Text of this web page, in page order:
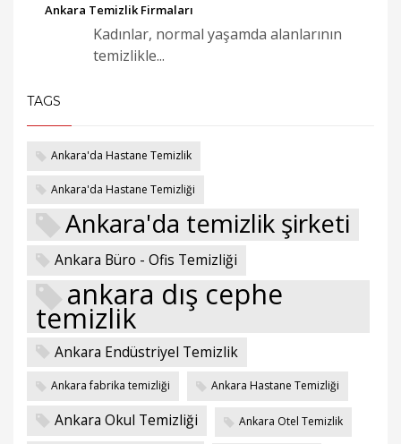
Ankara Temizlik Firmaları
Kadınlar, normal yaşamda alanlarının
temizlikle...
TAGS
Ankara'da Hastane Temizlik
Ankara'da Hastane Temizliği
Ankara'da temizlik şirketi
Ankara Büro - Ofis Temizliği
ankara dış cephe
temizlik
Ankara Endüstriyel Temizlik
Ankara fabrika temizliği Ankara Hastane Temizliği
Ankara Okul Temizliği Ankara Otel Temizlik